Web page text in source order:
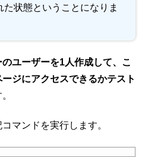
状態ということになりま
のユーザーを1人作成して、こ
ジにアクセスできるかテスト
マンドを実行します。